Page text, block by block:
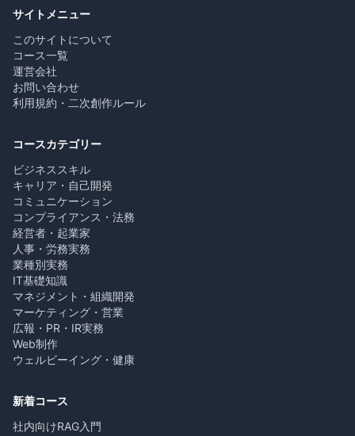
サイトメニュー
このサイトについて
コース一覧
運営会社
お問い合わせ
利用規約・二次創作ルール
コースカテゴリー
ビジネススキル
キャリア・自己開発
コミュニケーション
コンプライアンス・法務
経営者・起業家
人事・労務実務
業種別実務
IT基礎知識
マネジメント・組織開発
マーケティング・営業
広報・PR・IR実務
Web制作
ウェルビーイング・健康
新着コース
社内向けRAG入門